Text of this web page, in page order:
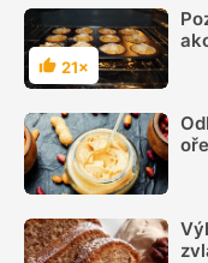
Hodnocení
21×